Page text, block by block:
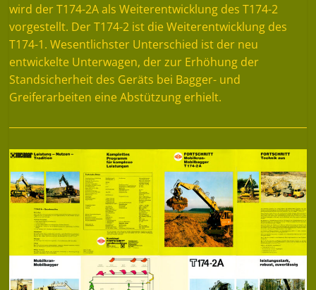
wird der T174-2A als Weiterentwicklung des T174-2
vorgestellt. Der T174-2 ist die Weiterentwicklung des
T174-1. Wesentlichster Unterschied ist der neu
entwickelte Unterwagen, der zur Erhöhung der
Standsicherheit des Geräts bei Bagger- und
Greiferarbeiten eine Abstützung erhielt.